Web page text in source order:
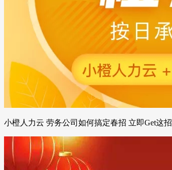
小橙人力云 劳务公司如何搞定春招 立即Get这招